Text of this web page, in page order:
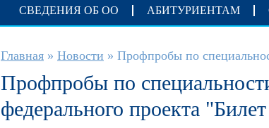
СВЕДЕНИЯ ОБ ОО АБИТУРИЕНТАМ
Вы здесь
Главная » Новости » Профпробы по
Профпробы по
федерального проекта